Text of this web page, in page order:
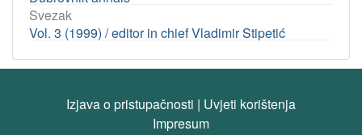
Svezak
Vol. 3 (1999) / editor in chief Vladimir Stipetić
Izjava o pristupačnosti | Uvjeti korištenja
Impresum